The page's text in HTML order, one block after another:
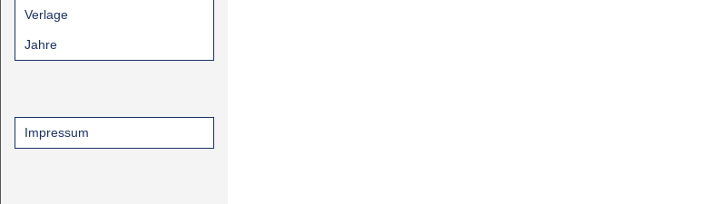
Verlage
Jahre
Impressum